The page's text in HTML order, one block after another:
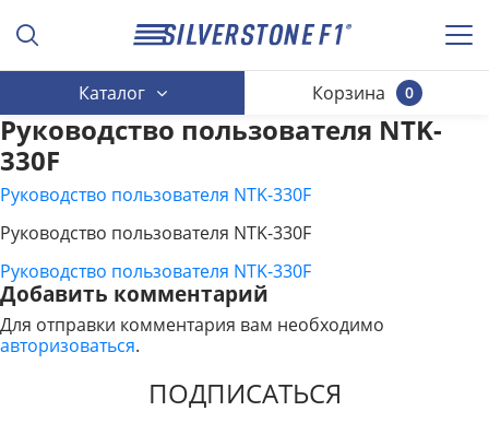
Каталог 0
Корзина
Руководство пользователя NTK-
330F
Руководство пользователя NTK-330F
Руководство пользователя NTK-330F
НАВИГАЦИЯ
ПО
ЗАПИСЯМ
Руководство пользователя NTK-330F
Добавить комментарий
Для отправки комментария вам необходимо
авторизоваться.
ПОДПИСАТЬСЯ